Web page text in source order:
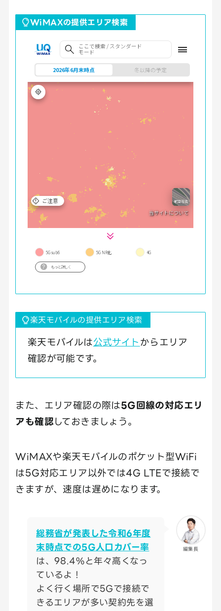
WiMAXの提供エリア検索
楽天モバイルの提供エリア検索
楽天モバイルは公式サイト からエリア
確認が可能です。
また、エリア確認の際は5G回線の対応エリ
アも確認しておきましょう。
WiMAXや楽天モバイルのポケット型WiFi
は5G対応エリア以外では4G LTEで接続で
きますが、速度は遅めになります。
編集長
総務省が発表した令和6年度
末時点での5G人口カバー率
は、98.4%と年々高くなっ
ているよ！
よく行く場所で5Gで接続で
きるエリアが多い契約先を選